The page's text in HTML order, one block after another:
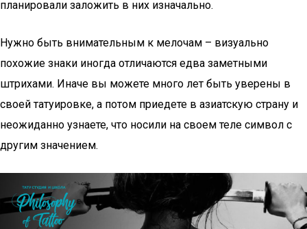
планировали заложить в них изначально.
Нужно быть внимательным к мелочам – визуально
похожие знаки иногда отличаются едва заметными
штрихами. Иначе вы можете много лет быть уверены в
своей татуировке, а потом приедете в азиатскую страну и
неожиданно узнаете, что носили на своем теле символ с
другим значением.